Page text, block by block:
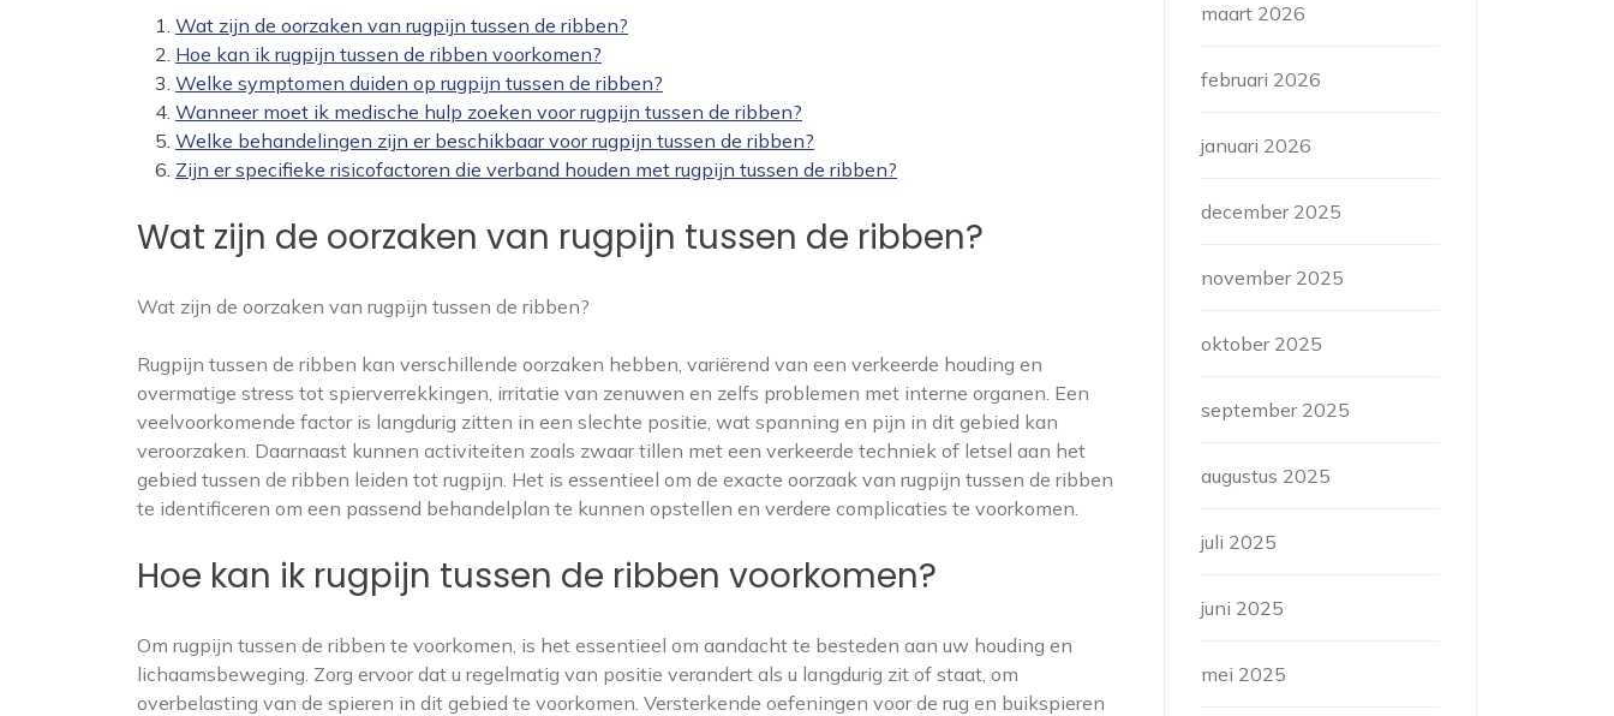
Wat zijn de oorzaken van rugpijn tussen de ribben?
Hoe kan ik rugpijn tussen de ribben voorkomen?
Welke symptomen duiden op rugpijn tussen de ribben?
Wanneer moet ik medische hulp zoeken voor rugpijn tussen de ribben?
Welke behandelingen zijn er beschikbaar voor rugpijn tussen de ribben?
Zijn er specifieke risicofactoren die verband houden met rugpijn tussen de ribben?
Wat zijn de oorzaken van rugpijn tussen de ribben?
Wat zijn de oorzaken van rugpijn tussen de ribben?
Rugpijn tussen de ribben kan verschillende oorzaken hebben, variërend van een verkeerde houding en
overmatige stress tot spierverrekkingen, irritatie van zenuwen en zelfs problemen met interne organen. Een
veelvoorkomende factor is langdurig zitten in een slechte positie, wat spanning en pijn in dit gebied kan
veroorzaken. Daarnaast kunnen activiteiten zoals zwaar tillen met een verkeerde techniek of letsel aan het
gebied tussen de ribben leiden tot rugpijn. Het is essentieel om de exacte oorzaak van rugpijn tussen de ribben
te identificeren om een passend behandelplan te kunnen opstellen en verdere complicaties te voorkomen.
Hoe kan ik rugpijn tussen de ribben voorkomen?
Om rugpijn tussen de ribben te voorkomen, is het essentieel om aandacht te besteden aan uw houding en
lichaamsbeweging. Zorg ervoor dat u regelmatig van positie verandert als u langdurig zit of staat, om
overbelasting van de spieren in dit gebied te voorkomen. Versterkende oefeningen voor de rug en buikspieren
maart 2026
februari 2026
januari 2026
december 2025
november 2025
oktober 2025
september 2025
augustus 2025
juli 2025
juni 2025
mei 2025